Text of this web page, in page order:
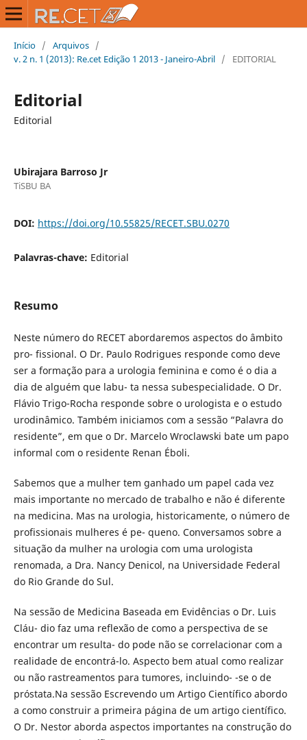
Início / Arquivos /
v. 2 n. 1 (2013): Re.cet Edição 1 2013 - Janeiro-Abril / EDITORIAL
Editorial
Editorial
Ubirajara Barroso Jr
TiSBU BA
DOI: https://doi.org/10.55825/RECET.SBU.0270
Palavras-chave: Editorial
Resumo
Neste número do RECET abordaremos aspectos do âmbito
pro- fissional. O Dr. Paulo Rodrigues responde como deve
ser a formação para a urologia feminina e como é o dia a
dia de alguém que labu- ta nessa subespecialidade. O Dr.
Flávio Trigo-Rocha responde sobre o urologista e o estudo
urodinâmico. Também iniciamos com a sessão “Palavra do
residente”, em que o Dr. Marcelo Wroclawski bate um papo
informal com o residente Renan Éboli.
Sabemos que a mulher tem ganhado um papel cada vez
mais importante no mercado de trabalho e não é diferente
na medicina. Mas na urologia, historicamente, o número de
profissionais mulheres é pe- queno. Conversamos sobre a
situação da mulher na urologia com uma urologista
renomada, a Dra. Nancy Denicol, na Universidade Federal
do Rio Grande do Sul.
Na sessão de Medicina Baseada em Evidências o Dr. Luis
Cláu- dio faz uma reflexão de como a perspectiva de se
encontrar um resulta- do pode não se correlacionar com a
realidade de encontrá-lo. Aspecto bem atual como realizar
ou não rastreamentos para tumores, incluindo- -se o de
próstata.Na sessão Escrevendo um Artigo Científico abordo
a como construir a primeira página de um artigo científico.
O Dr. Nestor aborda aspectos importantes na construção do